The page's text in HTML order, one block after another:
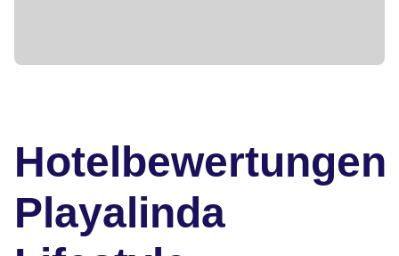
Hotelbewertungen
Playalinda